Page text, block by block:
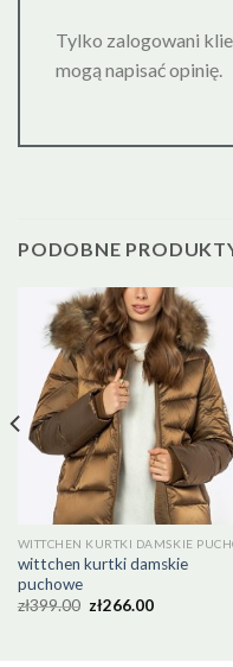
Tylko zalogowani
mogą napisać opinię.
PODOBNE
wittchen kurtki damskie
puchowe
zł399.00 zł266.00